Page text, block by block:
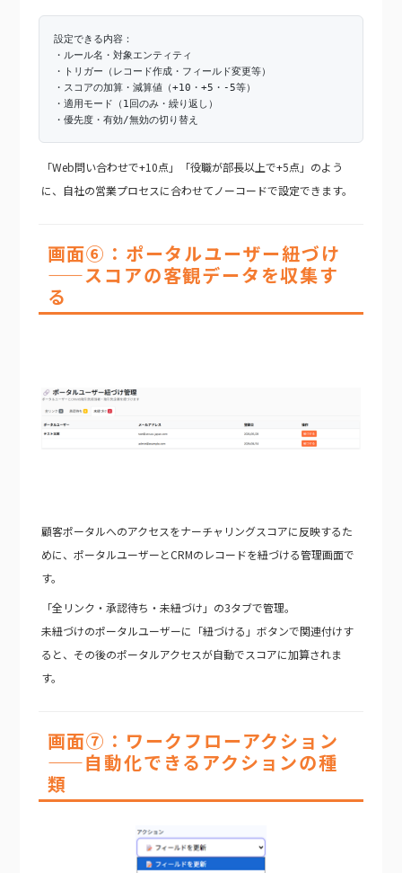
設定できる内容：
・ルール名・対象エンティティ
・トリガー（レコード作成・フィールド変更等）
・スコアの加算・減算値（+10・+5・-5等）
・適用モード（1回のみ・繰り返し）
・優先度・有効/無効の切り替え
「Web問い合わせで+10点」「役職が部長以上で+5点」のよう
に、自社の営業プロセスに合わせてノーコードで設定できます。
画面⑥：ポータルユーザー紐づけ
——スコアの客観データを収集す
る
顧客ポータルへのアクセスをナーチャリングスコアに反映するた
めに、ポータルユーザーとCRMのレコードを紐づける管理画面で
す。
「全リンク・承認待ち・未紐づけ」の3タブで管理。
未紐づけのポータルユーザーに「紐づける」ボタンで関連付けす
ると、その後のポータルアクセスが自動でスコアに加算されま
す。
画面⑦：ワークフローアクション
——自動化できるアクションの種
類